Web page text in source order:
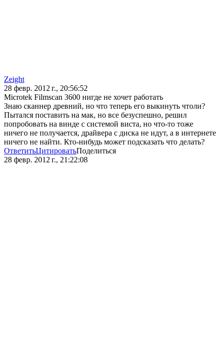
Zeight
28 февр. 2012 г., 20:56:52
Microtek Filmscan 3600 нигде не хочет работать
Знаю сканнер древний, но что теперь его выкинуть чтоли?
Пытался поставить на мак, но все безуспешно, решил
попробовать на винде с системой виста, но что-то тоже
ничего не получается, драйвера с диска не идут, а в интернете
ничего не найти. Кто-нибудь может подсказать что делать?
ОтветитьЦитироватьПоделиться
28 февр. 2012 г., 21:22:08